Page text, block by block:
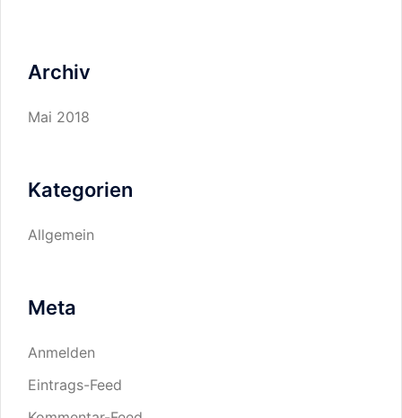
Archiv
Mai 2018
Kategorien
Allgemein
Meta
Anmelden
Eintrags-Feed